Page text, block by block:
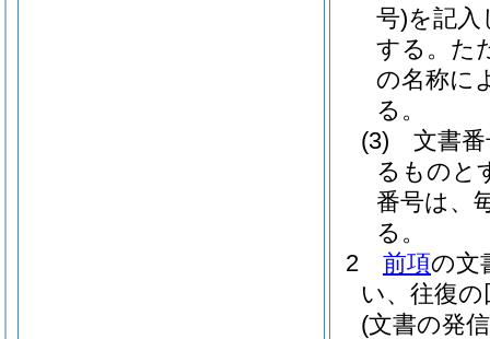
号)を記入
する。 た
の名称に
る。
(3)
文書
るものと
番号は、
る。
2
前項の文
い、往復
(文書の発